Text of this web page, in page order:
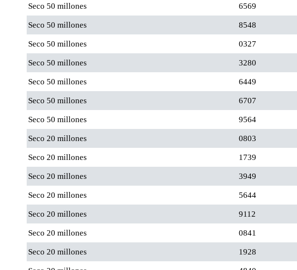
Seco 50 millones 6569
Seco 50 millones 8548
Seco 50 millones 0327
Seco 50 millones 3280
Seco 50 millones 6449
Seco 50 millones 6707
Seco 50 millones 9564
Seco 20 millones 0803
Seco 20 millones 1739
Seco 20 millones 3949
Seco 20 millones 5644
Seco 20 millones 9112
Seco 20 millones 0841
Seco 20 millones 1928